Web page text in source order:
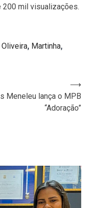
200 mil visualizações.
Oliveira, Martinha,
Meneleu lança o MPB
“Adoração”
⟶